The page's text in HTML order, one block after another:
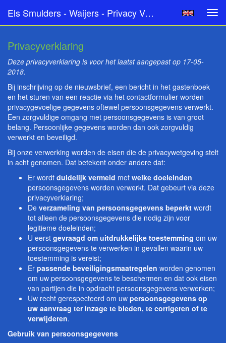
Els Smulders - Waijers - Privacy Verklaring
Privacyverklaring
Deze privacyverklaring is voor het laatst aangepast op 17-05-
2018.
Bij inschrijving op de nieuwsbrief, een bericht in het gastenboek
en het sturen van een reactie via het contactformulier worden
privacygevoelige gegevens oftewel persoonsgegevens verwerkt.
Een zorgvuldige omgang met persoonsgegevens is van groot
belang. Persoonlijke gegevens worden dan ook zorgvuldig
verwerkt en beveiligd.
Bij onze verwerking worden de eisen die de privacywetgeving stelt
in acht genomen. Dat betekent onder andere dat:
Er wordt duidelijk vermeld met welke doeleinden
persoonsgegevens worden verwerkt. Dat gebeurt via deze
privacyverklaring;
De verzameling van persoonsgegevens beperkt wordt
tot alleen de persoonsgegevens die nodig zijn voor
legitieme doeleinden;
U eerst gevraagd om uitdrukkelijke toestemming om uw
persoonsgegevens te verwerken in gevallen waarin uw
toestemming is vereist;
Er passende beveiligingsmaatregelen worden genomen
om uw persoonsgegevens te beschermen en dat ook eisen
van partijen die in opdracht persoonsgegevens verwerken;
Uw recht gerespecteerd om uw persoonsgegevens op
uw aanvraag ter inzage te bieden, te corrigeren of te
verwijderen.
Gebruik van persoonsgegevens